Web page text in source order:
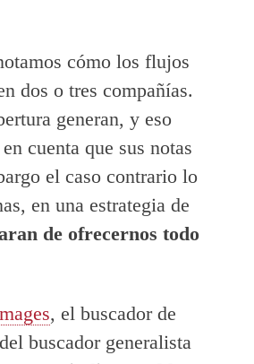
cómo los flujos
dos o tres compañías.
generan, y eso
cuenta que sus notas
el caso contrario lo
en una estrategia de
de ofrecernos todo
, el buscador de
buscador generalista